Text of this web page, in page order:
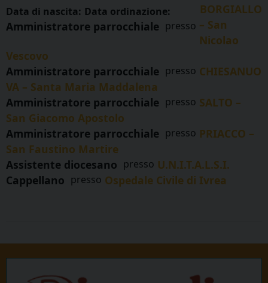
Data di nascita: Data ordinazione:
Amministratore parrocchiale presso
BORGIALLO
– San
Nicolao
Vescovo
Amministratore parrocchiale presso CHIESANUO
VA – Santa Maria Maddalena
Amministratore parrocchiale presso SALTO –
San Giacomo Apostolo
Amministratore parrocchiale presso PRIACCO –
San Faustino Martire
Assistente diocesano presso U.N.I.T.A.L.S.I.
Cappellano presso Ospedale Civile di Ivrea